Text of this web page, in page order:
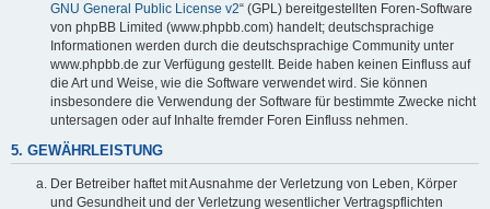
GNU General Public License v2“ (GPL) bereitgestellten Foren-Software
von phpBB Limited (www.phpbb.com) handelt; deutschsprachige
Informationen werden durch die deutschsprachige Community unter
www.phpbb.de zur Verfügung gestellt. Beide haben keinen Einfluss auf
die Art und Weise, wie die Software verwendet wird. Sie können
insbesondere die Verwendung der Software für bestimmte Zwecke nicht
untersagen oder auf Inhalte fremder Foren Einfluss nehmen.
5. GEWÄHRLEISTUNG
Der Betreiber haftet mit Ausnahme der Verletzung von Leben, Körper
und Gesundheit und der Verletzung wesentlicher Vertragspflichten